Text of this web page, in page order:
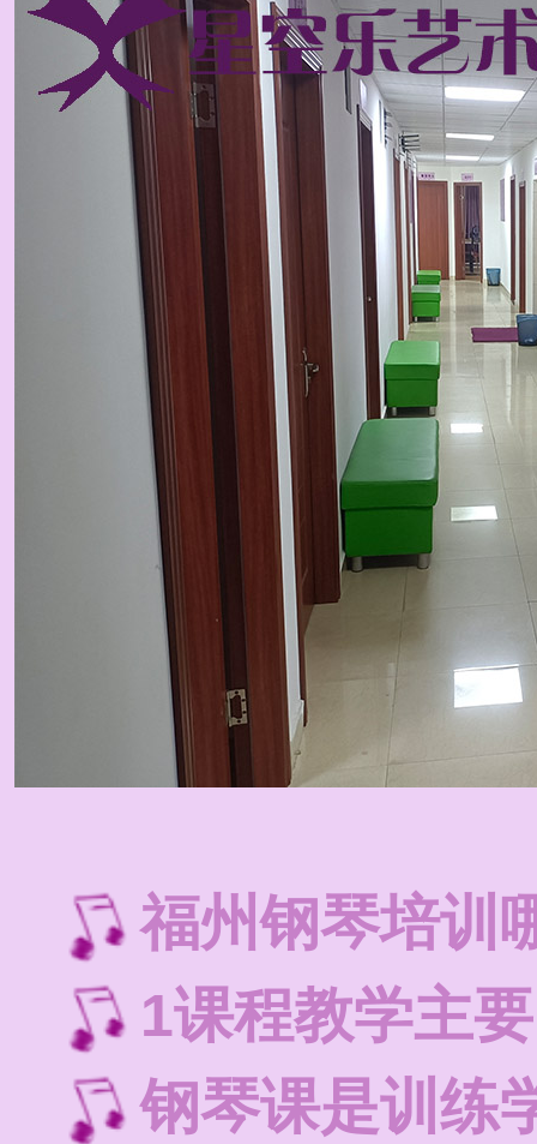
福州钢琴培训
1课程教学主
钢琴课是训练